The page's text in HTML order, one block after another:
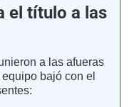
el título a las
a las afueras
bajó con el